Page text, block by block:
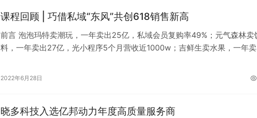
课程回顾 | 巧借私域“东风”共创618销售新高
前言 泡泡玛特卖潮玩，一年卖出25亿，私域会员复购率49%；元气森林卖
料，一年卖出27亿，光小程序5个月营收近1000w；吉鲜生卖水果，一年卖
2022年6月28日
晓多科技入选亿邦动力年度高质量服务商